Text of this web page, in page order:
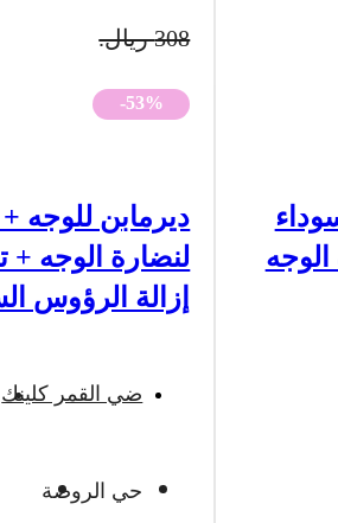
308 ريال.
-53%
ديرمابن للوجه +
لنضارة الوجه
إزالة الرؤوس
ضي القمر كلينك
حي الروضة